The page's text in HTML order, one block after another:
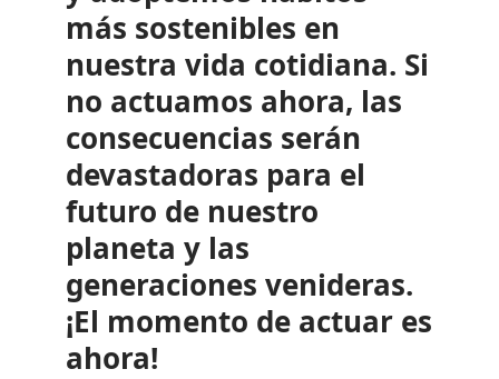
más sostenibles en
nuestra vida cotidiana. Si
no actuamos ahora, las
consecuencias serán
devastadoras para el
futuro de nuestro
planeta y las
generaciones venideras.
¡El momento de actuar es
ahora!